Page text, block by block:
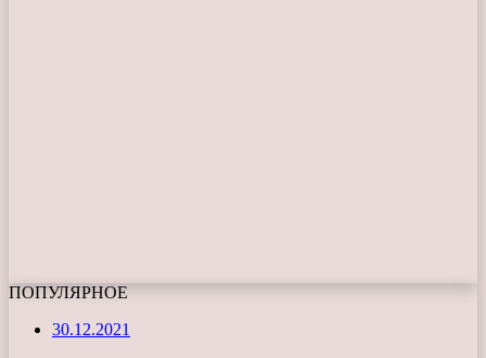
ПОПУЛЯРНОЕ
30.12.2021